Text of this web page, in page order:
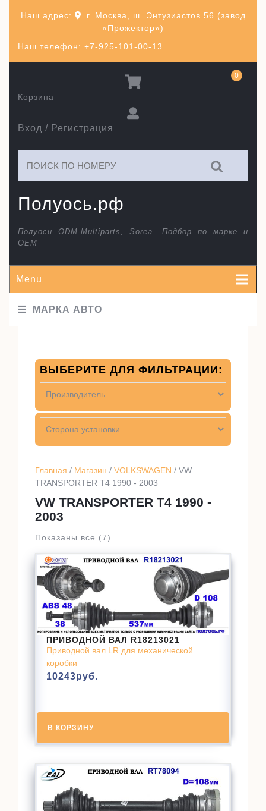
Наш телефон: +7-925-101-00-13
Наш адрес:
г. Москва, ш. Энтузиастов 56 (завод
«Прожектор»)
Полуось.рф
Полуоси ODM-Multiparts, Sorea. Подбор по марке и
ОЕМ
Вход / Регистрация
Корзина
0
Menu
МАРКА АВТО
Главная / Магазин / VOLKSWAGEN / VW
TRANSPORTER T4 1990 - 2003
VW TRANSPORTER T4 1990 -
2003
Показаны все (7)
ПРИВОДНОЙ ВАЛ R18213021
Приводной вал LR для механической
коробки
10243руб.
В КОРЗИНУ
ВЫБЕРИТЕ ДЛЯ ФИЛЬТРАЦИИ: